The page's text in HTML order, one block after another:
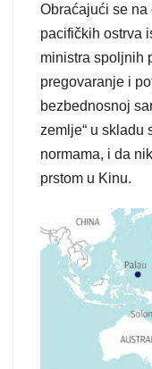
Obraćajući se
pacifičkih ostrva
ministra spoljnih
pregovaranje i
bezbednosnoj
zemlje“ u skladu
normama, i da
prstom u Kinu.